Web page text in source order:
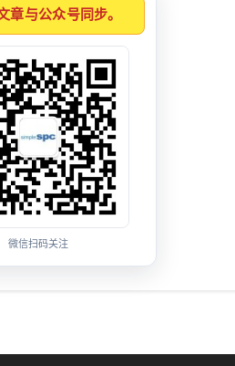
章与公众号同步。
微信扫码关注